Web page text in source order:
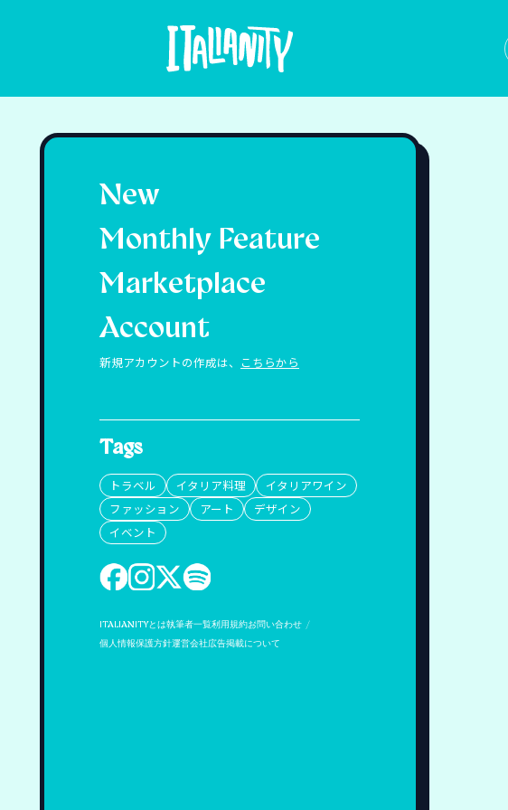
New
Monthly Feature
Marketplace
Account
新規アカウントの作成は、 こちらから
Tags
トラベル イタリア料理
イタリアワイン
ファッション
アート
デザイン
イベント
ITALIANITYとは執筆者一覧利用規約お問い合わせ
個人情報保護方針運営会社広告掲載について